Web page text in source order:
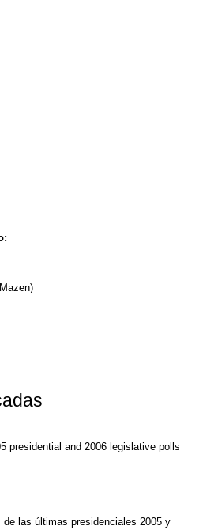
presidential and 2006 legislative polls
las últimas presidenciales 2005 y